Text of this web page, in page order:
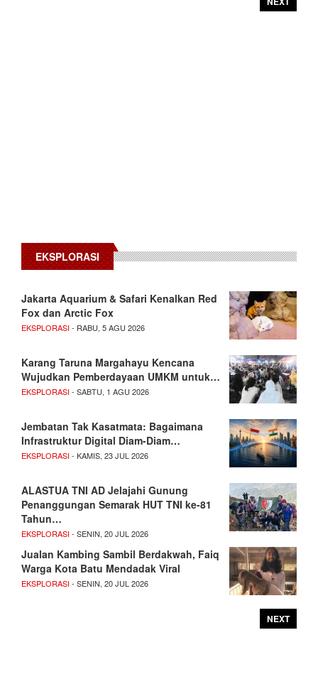
EKSPLORASI
Jakarta Aquarium & Safari Kenalkan Red
Fox dan Arctic Fox
EKSPLORASI- RABU, 5 AGU 2026
Karang Taruna Margahayu Kencana
Wujudkan Pemberdayaan UMKM untuk…
EKSPLORASI- SABTU, 1 AGU 2026
Jembatan Tak Kasatmata: Bagaimana
Infrastruktur Digital Diam-Diam…
EKSPLORASI- KAMIS, 23 JUL 2026
ALASTUA TNI AD Jelajahi Gunung
Penanggungan Semarak HUT TNI ke-81
Tahun…
EKSPLORASI- SENIN, 20 JUL 2026
Jualan Kambing Sambil Berdakwah, Faiq
Warga Kota Batu Mendadak Viral
EKSPLORASI- SENIN, 20 JUL 2026
NEXT